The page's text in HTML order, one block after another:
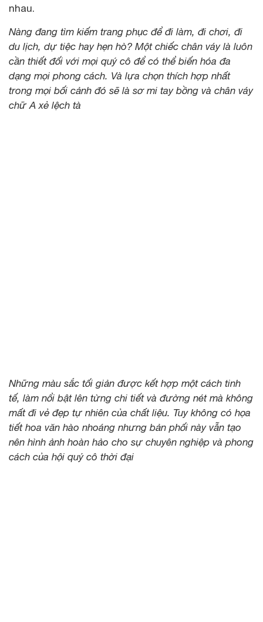
nhau.
Nàng đang tìm kiếm trang phục để đi làm, đi chơi, đi
du lịch, dự tiệc hay hẹn hò? Một chiếc chân váy là luôn
cần thiết đối với mọi quý cô để có thể biến hóa đa
dạng mọi phong cách. Và lựa chọn thích hợp nhất
trong mọi bối cảnh đó sẽ là sơ mi tay bồng và chân váy
chữ A xẻ lệch tà
Những màu sắc tối giản được kết hợp một cách tinh
tế, làm nổi bật lên từng chi tiết và đường nét mà không
mất đi vẻ đẹp tự nhiên của chất liệu. Tuy không có họa
tiết hoa văn hào nhoáng nhưng bản phối này vẫn tạo
nên hình ảnh hoàn hảo cho sự chuyên nghiệp và phong
cách của hội quý cô thời đại